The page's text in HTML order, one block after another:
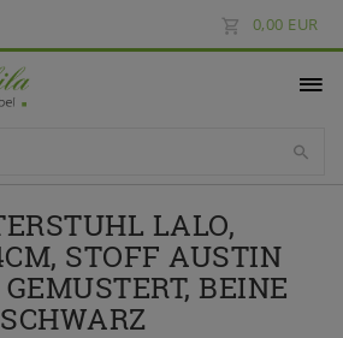
0,00 EUR
LALO,
STOFF AUSTIN
BEINE
SCHWARZ